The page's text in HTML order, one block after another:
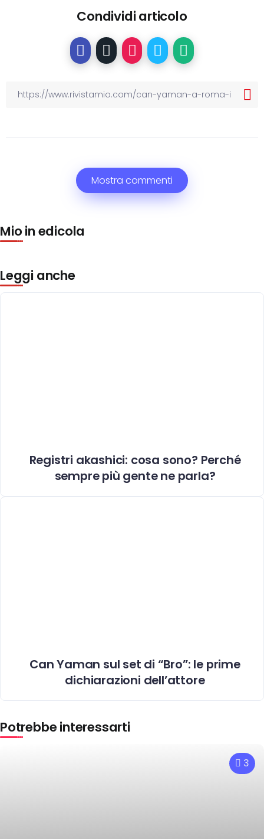
Condividi articolo
Mostra commenti
Mio in edicola
Leggi anche
Registri akashici: cosa sono? Perché
sempre più gente ne parla?
Can Yaman sul set di “Bro”: le prime
dichiarazioni dell’attore
Potrebbe interessarti
3